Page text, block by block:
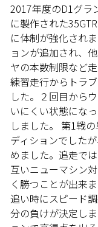
2017年度のD1グラ
に製作された
に体制が強化され
ョンが追加され、
ヤの本数制限など
練習走行からトラ
した。２回目から
いにくい状態にな
しました。 第1戦
ディションでした
めました。追走で
互いニューマシン
く勝つことが出来
追い時にスピード
分の負けが決定し